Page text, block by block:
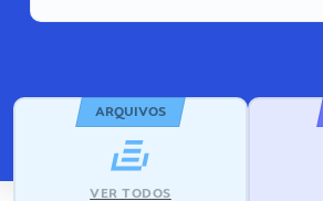
ARQUIVOS
VER TODOS